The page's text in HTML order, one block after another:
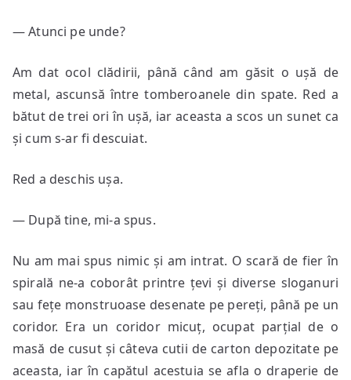
— Atunci pe unde?
Am dat ocol clădirii, până când am găsit o ușă de
metal, ascunsă între tomberoanele din spate. Red a
bătut de trei ori în ușă, iar aceasta a scos un sunet ca
și cum s-ar fi descuiat.
Red a deschis ușa.
— După tine, mi-a spus.
Nu am mai spus nimic și am intrat. O scară de fier în
spirală ne-a coborât printre țevi și diverse sloganuri
sau fețe monstruoase desenate pe pereți, până pe un
coridor. Era un coridor micuț, ocupat parțial de o
masă de cusut și câteva cutii de carton depozitate pe
aceasta, iar în capătul acestuia se afla o draperie de